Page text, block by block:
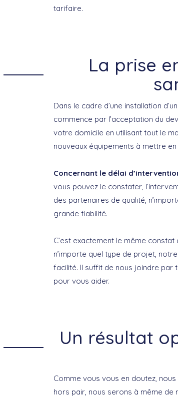
tarifaire.
La prise
Dans le cadre d’une installation
commence par l’acceptation du
votre domicile en utilisant tout le
nouveaux équipements à mettre
Concernant le délai
vous pouvez le constater,
des partenaires de qualité,
grande fiabilité.
C’est exactement le même
n’importe quel type de projet,
facilité. Il suffit de nous joindre par
pour vous aider.
Un résultat
Comme vous vous en doutez,
hors pair, nous serons à même de